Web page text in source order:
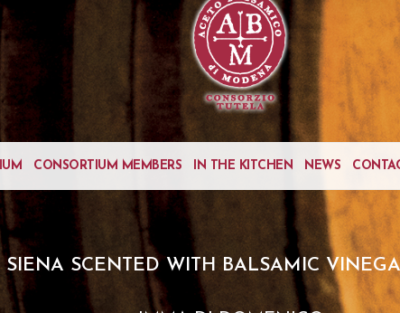
SIENA SCENTED WITH BALSAMIC
CONSORTIUM MEMBERS IN THE KITCHEN NEWS